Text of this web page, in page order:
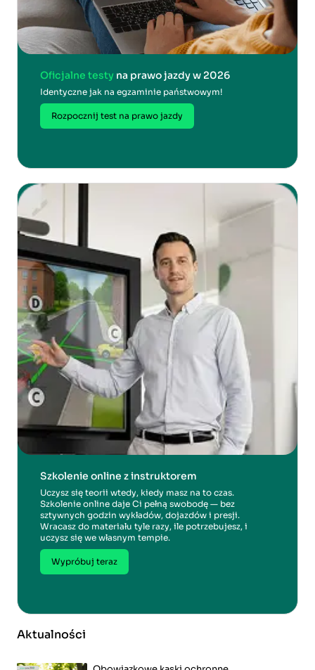
Oficjalne testy na prawo jazdy w 2026
Identyczne jak na egzaminie państwowym!
Rozpocznij test na prawo jazdy
Szkolenie online z instruktorem
Uczysz się teorii wtedy, kiedy masz na to czas.
Szkolenie online daje Ci pełną swobodę — bez
sztywnych godzin wykładów, dojazdów i presji.
Wracasz do materiału tyle razy, ile potrzebujesz, i
uczysz się we własnym tempie.
Wypróbuj teraz
Aktualności